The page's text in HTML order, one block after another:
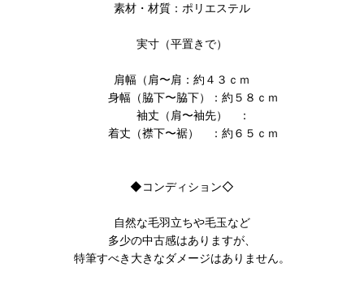
素材・材質：ポリエステル
実寸（平置きで）
肩幅（肩〜肩：約４３ｃｍ
身幅（脇下〜脇下）：約５８ｃｍ
袖丈（肩〜袖先） ：
着丈（襟下〜裾） ：約６５ｃｍ
◆コンディション◇
自然な毛羽立ちや毛玉など
多少の中古感はありますが、
特筆すべき大きなダメージはありません。